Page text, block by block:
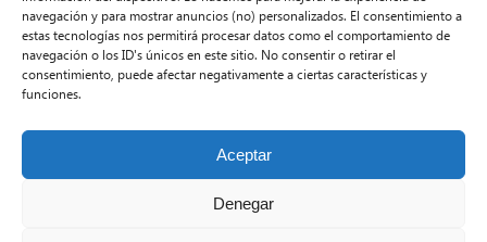
navegación y para mostrar anuncios (no) personalizados. El consentimiento a
estas tecnologías nos permitirá procesar datos como el comportamiento de
navegación o los ID's únicos en este sitio. No consentir o retirar el
consentimiento, puede afectar negativamente a ciertas características y
funciones.
Aceptar
Denegar
Términos y condiciones
Política de privacidad
Contacto
Desarrollo Web por Kiwop